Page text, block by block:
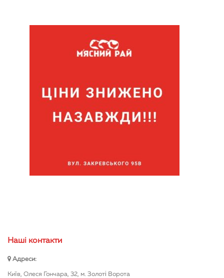
Нашi контакти
Адреси:
Київ, Олеся Гончара, 32, м. Золоті Ворота